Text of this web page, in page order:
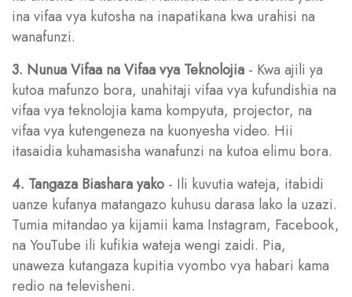
ina vifaa vya kutosha na inapatikana kwa urahisi na
wanafunzi.
3. Nunua Vifaa na Vifaa vya Teknolojia - Kwa ajili ya
kutoa mafunzo bora, unahitaji vifaa vya kufundishia na
vifaa vya teknolojia kama kompyuta, projector, na
vifaa vya kutengeneza na kuonyesha video. Hii
itasaidia kuhamasisha wanafunzi na kutoa elimu bora.
4. Tangaza Biashara yako - Ili kuvutia wateja, itabidi
uanze kufanya matangazo kuhusu darasa lako la uzazi.
Tumia mitandao ya kijamii kama Instagram, Facebook,
na YouTube ili kufikia wateja wengi zaidi. Pia,
unaweza kutangaza kupitia vyombo vya habari kama
redio na televisheni.